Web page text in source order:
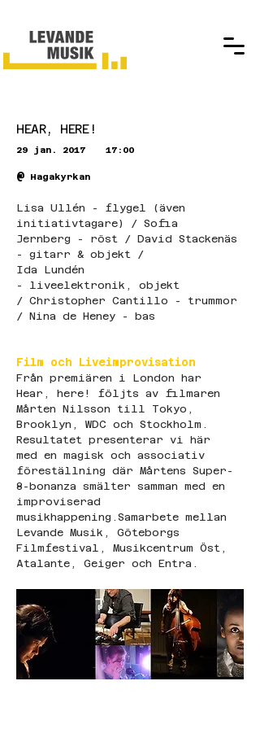
HEAR, HERE!
29 jan. 2017 17:00
@ Hagakyrkan
Lisa Ullén - flygel (även
initiativtagare) / Sofia
Jernberg - röst / David Stackenäs
- gitarr & objekt /
Ida Lundén
- liveelektronik, objekt
/ Christopher Cantillo - trummor
/ Nina de Heney - bas
Film och Liveimprovisation
Från premiären i London har
Hear, here! följts av filmaren
Mårten Nilsson till Tokyo,
Brooklyn, WDC och Stockholm.
Resultatet presenterar vi här
med en magisk och associativ
föreställning där Mårtens Super-
8-bonanza smälter samman med en
improviserad
musikhappening.Samarbete mellan
Levande Musik, Göteborgs
Filmfestival, Musikcentrum Öst,
Atalante, Geiger och Entra.